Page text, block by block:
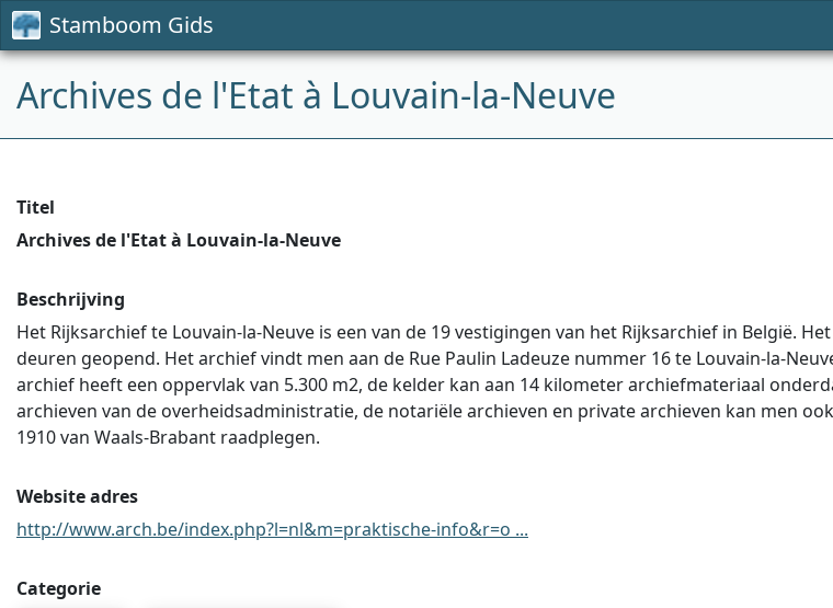
Stamboom Gids
Archives de l'Etat à Louvain-la-Neuve
Titel
Archives de l'Etat à Louvain-la-Neuve
Beschrijving
Het Rijksarchief te Louvain-la-Neuve is een van de 19 vestigingen van het Rijksarchief in België.
deuren geopend. Het archief vindt men aan de Rue Paulin Ladeuze nummer 16 te Louvain-la-
archief heeft een oppervlak van 5.300 m2, de kelder kan aan 14 kilometer archiefmateriaal
archieven van de overheidsadministratie, de notariële archieven en private archieven kan men
1910 van Waals-Brabant raadplegen.
Website adres
http://www.arch.be/index.php?l=nl&m=praktische-info&r=o ...
Categorie